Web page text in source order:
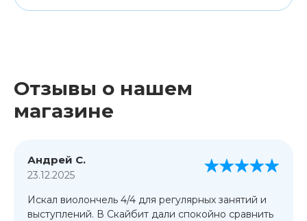
Отзывы о нашем
магазине
Андрей С.
23.12.2025
Искал виолончель 4/4 для регулярных занятий и
выступлений. В Скайбит дали спокойно сравнить